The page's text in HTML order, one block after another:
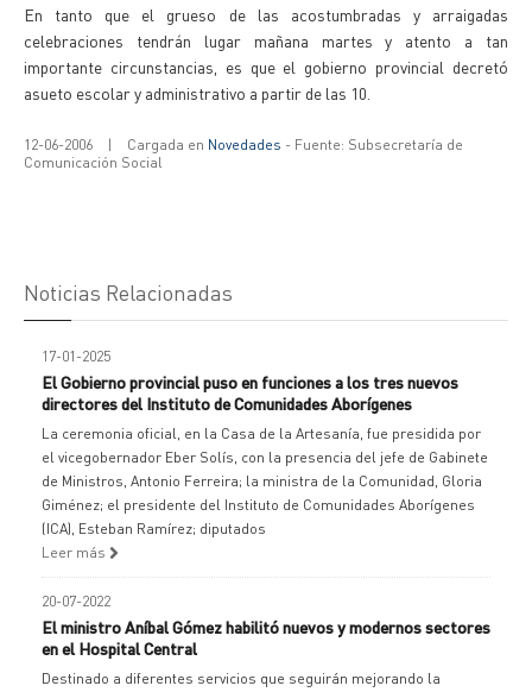
En tanto que el grueso de las acostumbradas y arraigadas
celebraciones tendrán lugar mañana martes y atento a tan
importante circunstancias, es que el gobierno provincial decretó
asueto escolar y administrativo a partir de las 10.
12-06-2006 | Cargada en Novedades - Fuente: Subsecretaría de
Comunicación Social
Noticias Relacionadas
17-01-2025
El Gobierno provincial puso en funciones a los tres nuevos
directores del Instituto de Comunidades Aborígenes
La ceremonia oficial, en la Casa de la Artesanía, fue presidida por
el vicegobernador Eber Solís, con la presencia del jefe de Gabinete
de Ministros, Antonio Ferreira; la ministra de la Comunidad, Gloria
Giménez; el presidente del Instituto de Comunidades Aborígenes
(ICA), Esteban Ramírez; diputados
Leer más
20-07-2022
El ministro Aníbal Gómez habilitó nuevos y modernos sectores
en el Hospital Central
Destinado a diferentes servicios que seguirán mejorando la